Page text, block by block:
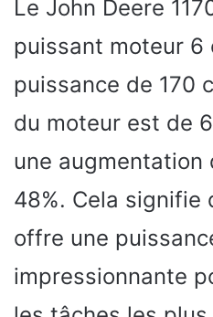
Le John Deere
puissant moteur 6
puissance de 170
du moteur est de
une augmentation
48%. Cela signifie
offre une
impressionnante